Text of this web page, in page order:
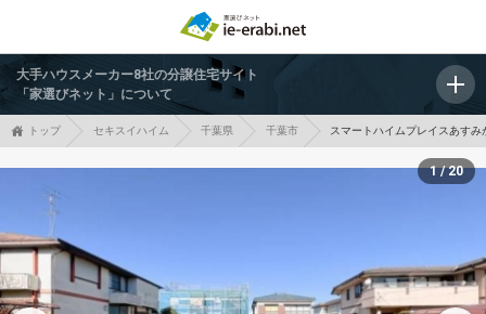
大手ハウスメーカー8社の分譲住宅サイト
「家選びネット」について
トップ セキスイハイム 千葉県 千葉市 スマートハイムプレイスあすみ
1 / 20